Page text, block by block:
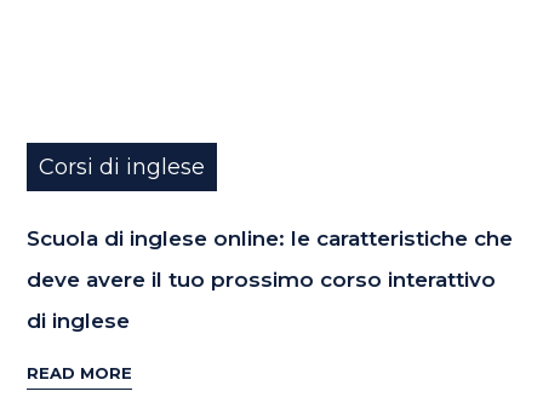
Corsi di inglese
Scuola di inglese online: le caratteristiche che
deve avere il tuo prossimo corso interattivo
di inglese
READ MORE